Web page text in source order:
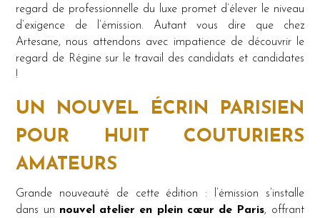
regard de professionnelle du luxe promet d’élever le niveau
d’exigence de l’émission. Autant vous dire que chez
Artesane, nous attendons avec impatience de découvrir le
regard de Régine sur le travail des candidats et candidates
!
UN NOUVEL ÉCRIN PARISIEN
POUR HUIT COUTURIERS
AMATEURS
Grande nouveauté de cette édition : l’émission s’installe
dans un nouvel atelier en plein cœur de Paris, offrant